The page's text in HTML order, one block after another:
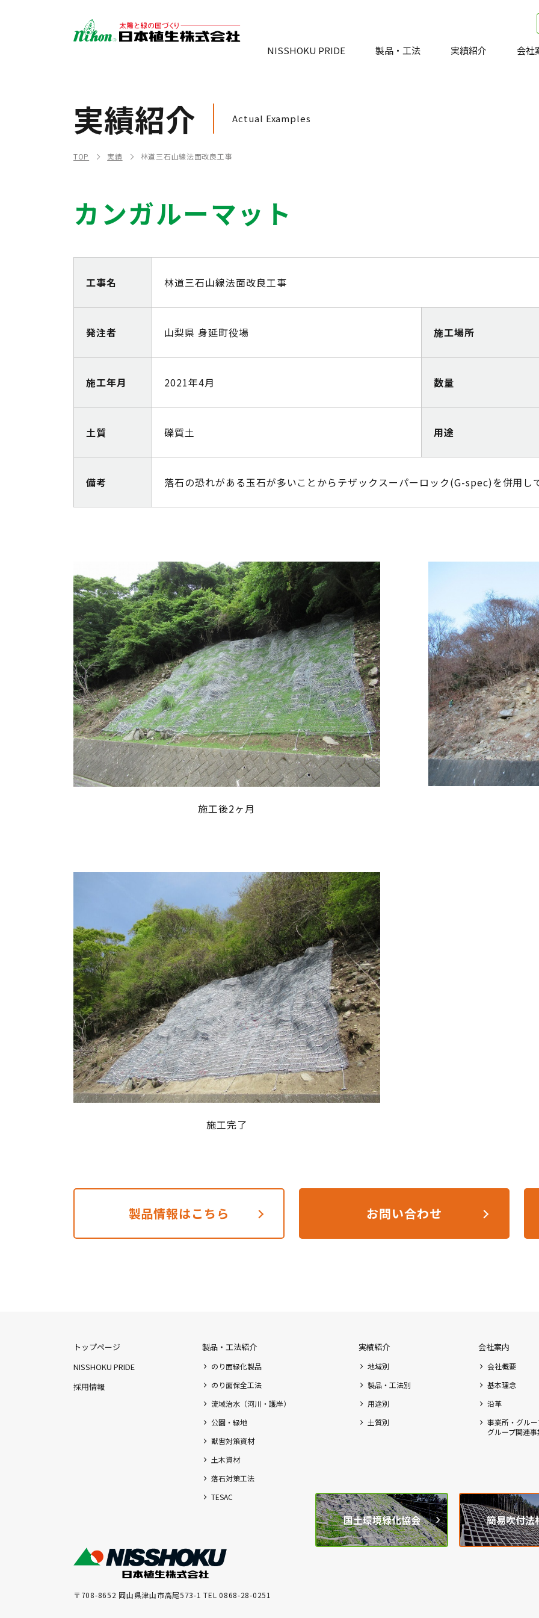
NISSHOKU PRIDE 製品・工法 実績紹介 会社
実績紹介 Actual Examples
TOP 実績 林道三石山線法面改良工事
カンガルーマット
工事名 林道三石山線法面改良工事
発注者 山梨県 身延町役場 施工場所
施工年月 2021年4月 数量
土質 礫質土 用途
備考 落石の恐れがある玉石が多いことからテザックスーパーロック(G-spec)を併用し
施工後2ヶ月
施工完了
製品情報はこちら お問い合わせ
トップページ
NISSHOKU PRIDE
採用情報
製品・工法紹介
のり面緑化製品
のり面保全工法
流域治水（河川・護岸）
公園・緑地
獣害対策資材
土木資材
落石対策工法
TESAC
実績紹介
地域別
製品・工法別
用途別
土質別
会社案内
会社概要
基本理念
沿革
事業所・グル
グループ関連
国土環境緑化協会 簡易吹付法
〒708-8652 岡山県津山市高尾573-1 TEL 0868-28-0251